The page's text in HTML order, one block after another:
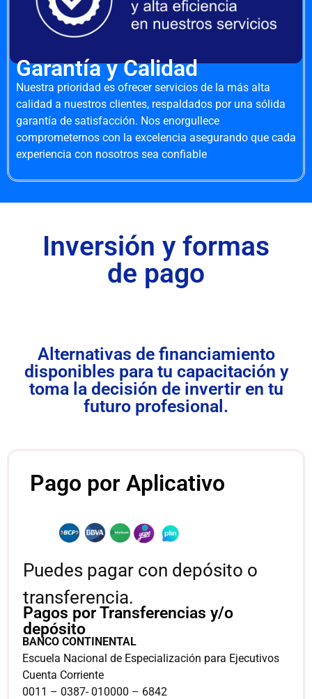
Garantía y Calidad
Nuestra prioridad es ofrecer servicios de la más alta
calidad a nuestros clientes, respaldados por una sólida
garantía de satisfacción. Nos enorgullece
comprometernos con la excelencia asegurando que cada
experiencia con nosotros sea confiable
Inversión y formas
de pago
Alternativas de financiamiento
disponibles para tu capacitación y
toma la decisión de invertir en tu
futuro profesional.
Pago por Aplicativo
Puedes pagar con depósito o
transferencia.
BANCO CONTINENTAL
Escuela Nacional de Especialización para Ejecutivos
Cuenta Corriente
0011 – 0387- 010000 – 6842
Pagos por Transferencias y/o
depósito